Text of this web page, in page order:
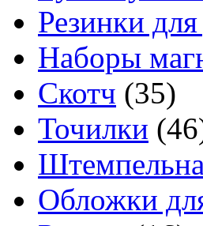
Резинки для
Наборы
Скотч (35)
Точилки
Обложки